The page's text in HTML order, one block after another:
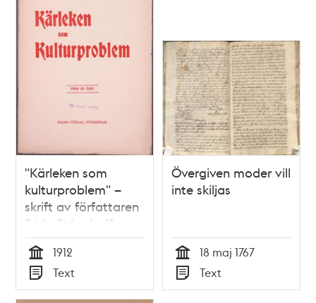
"Kärleken som
kulturproblem" –
skrift av författaren
Frida Stéenhoff
Tid
1912
Typ
Text
Övergiven moder vill
inte skiljas
Tid
18 maj 1767
Typ
Text